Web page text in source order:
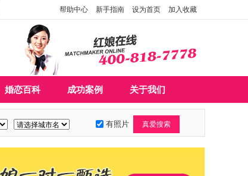
帮助中心 新手指南 设为首页 加入收藏
婚恋百科 成功案例 关于我们
有照片